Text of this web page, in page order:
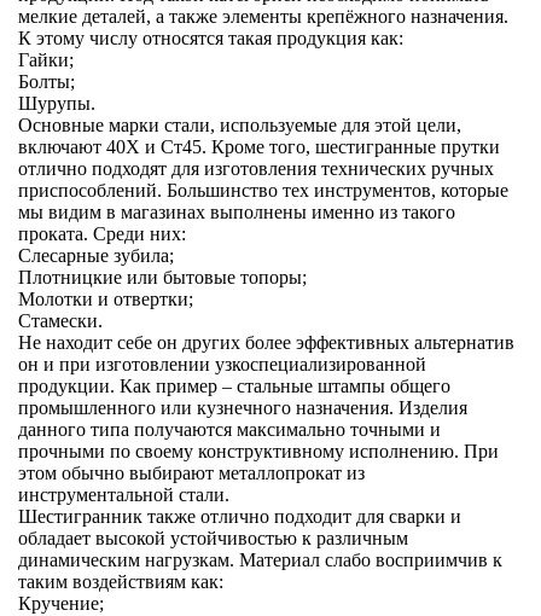
мелкие деталей, а также элементы крепёжного назначения.
К этому числу относятся такая продукция как:
Гайки;
Болты;
Шурупы.
Основные марки стали, используемые для этой цели,
включают 40Х и Ст45. Кроме того, шестигранные прутки
отлично подходят для изготовления технических ручных
приспособлений. Большинство тех инструментов, которые
мы видим в магазинах выполнены именно из такого
проката. Среди них:
Слесарные зубила;
Плотницкие или бытовые топоры;
Молотки и отвертки;
Стамески.
Не находит себе он других более эффективных альтернатив
он и при изготовлении узкоспециализированной
продукции. Как пример – стальные штампы общего
промышленного или кузнечного назначения. Изделия
данного типа получаются максимально точными и
прочными по своему конструктивному исполнению. При
этом обычно выбирают металлопрокат из
инструментальной стали.
Шестигранник также отлично подходит для сварки и
обладает высокой устойчивостью к различным
динамическим нагрузкам. Материал слабо восприимчив к
таким воздействиям как:
Кручение;